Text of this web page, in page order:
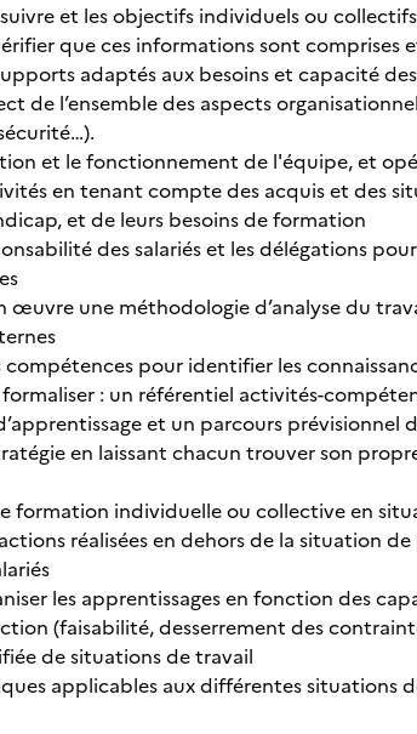
suivre et les objectifs individuels ou
que ces informations sont comprises
adaptés aux besoins et capacité
de l’ensemble des aspects
et le fonctionnement de l'équipe, et
en tenant compte des acquis et des
et de leurs besoins de formation
des salariés et les délégations
œuvre une méthodologie d’analyse du
pour identifier les
: un référentiel activités-
et un parcours prévisionnel
en laissant chacun trouver son
formation individuelle ou collective en
réalisées en dehors de la situation
les apprentissages en fonction des
(faisabilité, desserrement des
de situations de travail
applicables aux différentes